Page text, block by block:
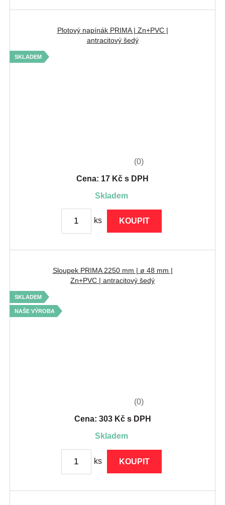
Plotový napínák PRIMA | Zn+PVC |
antracitový šedý
SKLADEM
(0)
Cena: 17 Kč s DPH
skladem
ks KOUPIT
Sloupek PRIMA 2250 mm | ø 48 mm |
Zn+PVC | antracitový šedý
SKLADEM
NAŠE VÝROBA
(0)
Cena: 303 Kč s DPH
skladem
ks KOUPIT